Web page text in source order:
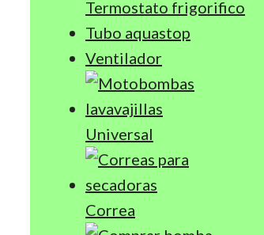
Termostato frigorifico
Tubo aquastop
Ventilador
Universal
Correa